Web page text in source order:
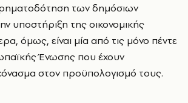
των δημόσιων
υποστήριξη της οικονομικής
όμως, είναι μία από τις μόνο πέντε
Ένωσης που έχουν
στον προϋπολογισμό τους.